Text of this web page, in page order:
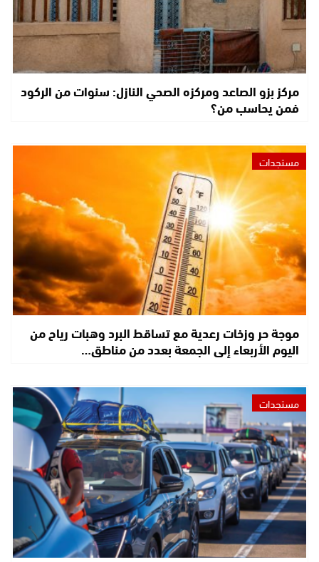
مركز بزو الصاعد ومركزه الصحي النازل: سنوات من الركود
فمن يحاسب من؟
مستجدات
موجة حر وزخات رعدية مع تساقط البرد وهبات رياح من
اليوم الأربعاء إلى الجمعة بعدد من مناطق…
مستجدات